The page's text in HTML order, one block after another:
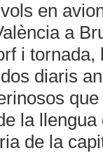
en
a
i
diaris
la
de la